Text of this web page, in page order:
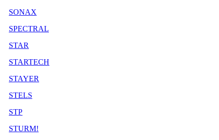
SONAX
SPECTRAL
STAR
STARTECH
STAYER
STELS
STP
STURM!